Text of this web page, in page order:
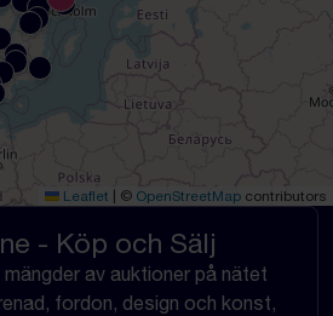
Leaflet © OpenStreetMap contributors
- Köp och Sälj
av auktioner på nätet
fordon, design och konst,